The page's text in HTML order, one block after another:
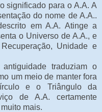
significado para o A.A. A
do nome de A.A..
em A.A. Atinge a
o Universo de A.A., e
Unidade e
traduziam o
um meio de manter fora
e o Triângulo da
de A.A. certamente
mais.